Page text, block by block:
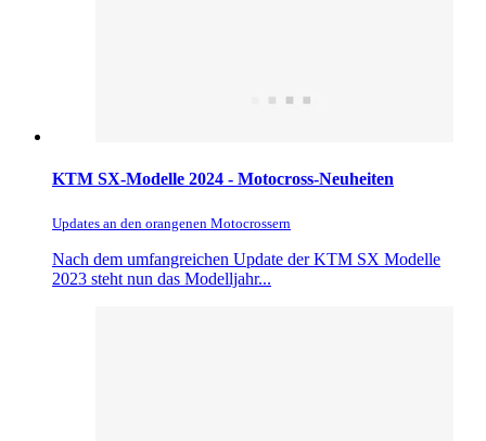
KTM SX-Modelle 2024 - Motocross-Neuheiten
Updates an den orangenen Motocrossern
Nach dem umfangreichen Update der KTM SX Modelle
2023 steht nun das Modelljahr...